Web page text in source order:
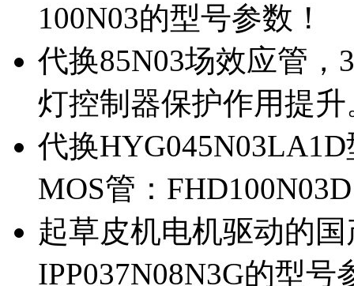
100N03的型号参数！
代换85N03场效应管
灯控制器保护作用提升
代换
MOS管：
起草皮机电机驱动的
IPP037N08N3G的型号